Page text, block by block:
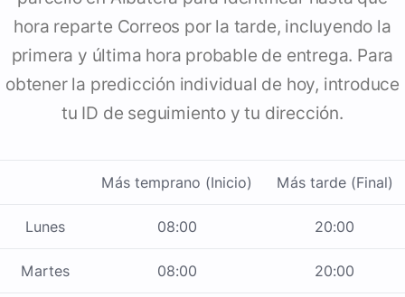
hora reparte Correos por la tarde, incluyendo la
primera y última hora probable de entrega. Para
obtener la predicción individual de hoy, introduce
tu ID de seguimiento y tu dirección.
Más temprano (Inicio) Más tarde (Final)
Lunes 08:00 20:00
Martes 08:00 20:00